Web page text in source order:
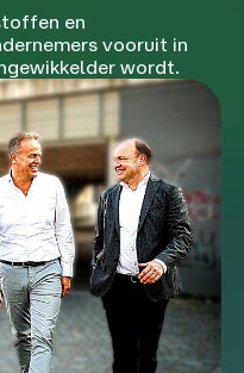
en
vooruit in
wordt.